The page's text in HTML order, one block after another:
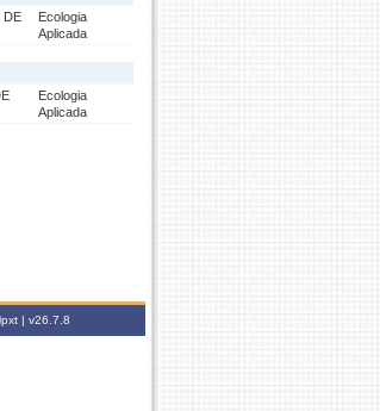
DE
Ecologia
Aplicada
Ecologia
Aplicada
| v26.7.8